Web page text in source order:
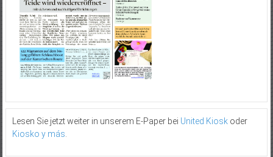
Lesen Sie jetzt weiter in unserem E-Paper bei United Kioskoder
Kiosko y más